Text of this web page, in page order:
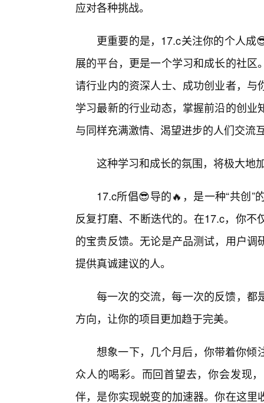
应对各种挑战。
更重要的是，17.c关注你的个人成
展的平台，更是一个学习和成长的社
请行业内的资深人士、成功创业者，
学习最新的行业动态，掌握前沿的创
与同样充满激情、渴望进步的人们交流
这种学习和成长的氛围，将极大地
17.c所倡😎导的🔥，是一种“共创
反复打磨、不断迭代的。在17.c，你
的宝贵反馈。无论是产品测试，用户
提供真诚建议的人。
每一次的交流，每一次的反馈，都
方向，让你的项目更加趋于完美。
想象一下，几个月后，你带着你倾
众人的喝彩。而回首望去，你会发现
伴，是你实现蜕变的加速器。你在这